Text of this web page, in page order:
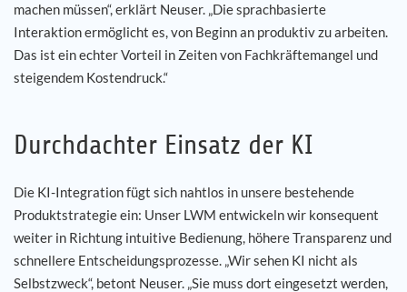
machen müssen“, erklärt Neuser. „Die sprachbasierte
Interaktion ermöglicht es, von Beginn an produktiv zu arbeiten.
Das ist ein echter Vorteil in Zeiten von Fachkräftemangel und
steigendem Kostendruck.“
Durchdachter Einsatz der KI
Die KI-Integration fügt sich nahtlos in unsere bestehende
Produktstrategie ein: Unser LWM entwickeln wir konsequent
weiter in Richtung intuitive Bedienung, höhere Transparenz und
schnellere Entscheidungsprozesse. „Wir sehen KI nicht als
Selbstzweck“, betont Neuser. „Sie muss dort eingesetzt werden,